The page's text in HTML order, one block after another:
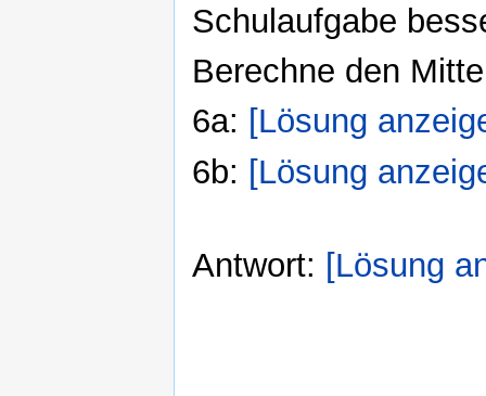
Schulaufgabe
Berechne den
6a: [Lösung
6b: [Lösung
Antwort: [Lösung